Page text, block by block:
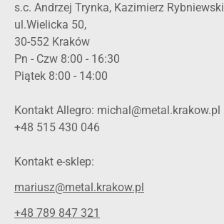
s.c. Andrzej Trynka, Kazimierz Rybniewski
ul.Wielicka 50,
30-552 Kraków
Pn - Czw 8:00 - 16:30
Piątek 8:00 - 14:00
Kontakt Allegro: michal@metal.krakow.pl
+48 515 430 046
Kontakt e-sklep:
mariusz@metal.krakow.pl
+48 789 847 321